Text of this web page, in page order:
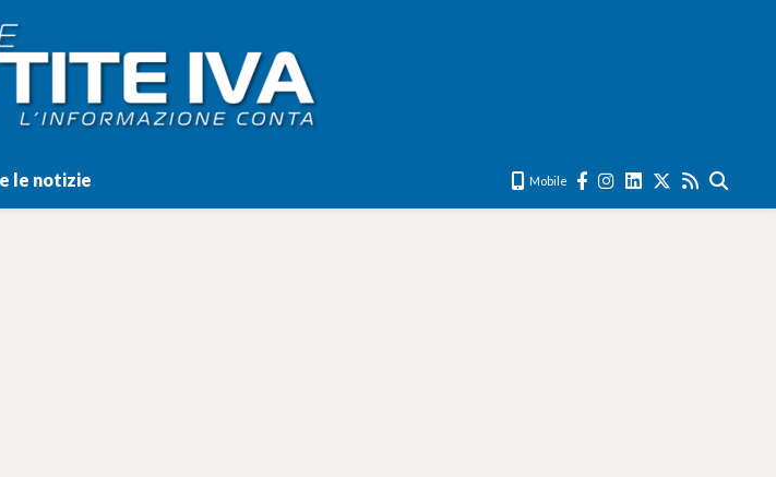
le notizie Mobile